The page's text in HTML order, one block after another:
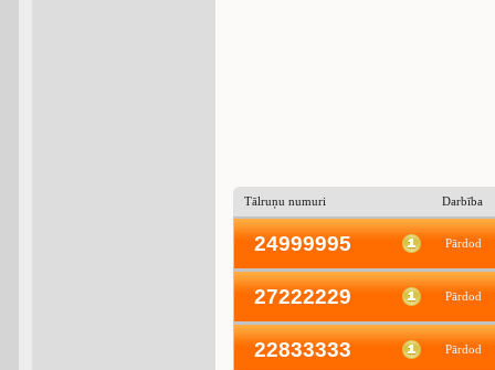
Tālruņu numuri Darbība
24999995 Pārdod
27222229 Pārdod
22833333 Pārdod